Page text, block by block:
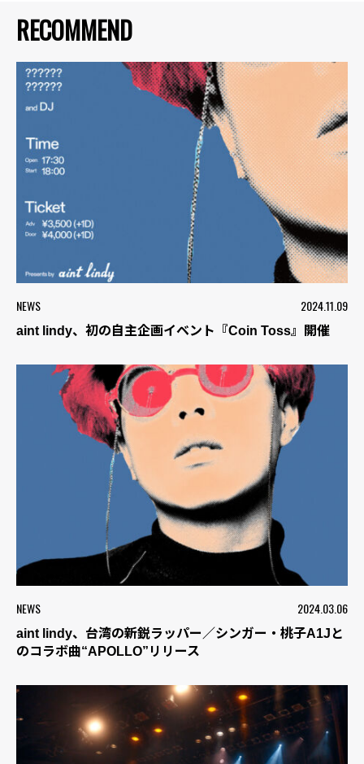
RECOMMEND
NEWS 2024.11.09
aint lindy、初の自主企画イベント『Coin Toss』開催
NEWS 2024.03.06
aint lindy、台湾の新鋭ラッパー／シンガー・桃子A1Jと
のコラボ曲“APOLLO”リリース